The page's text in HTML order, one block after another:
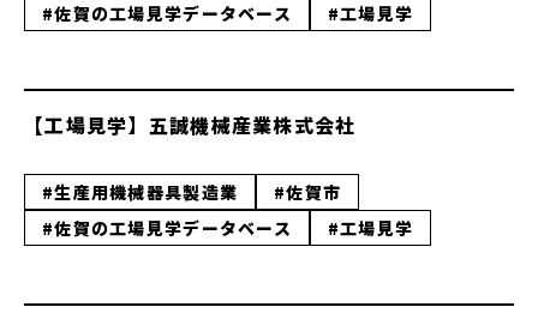
#佐賀の工場見学データベース
#工場見学
【工場見学】五誠機械産業株式会社
#生産用機械器具製造業
#佐賀市
#佐賀の工場見学データベース
#工場見学